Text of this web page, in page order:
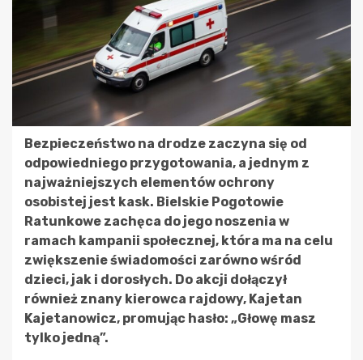
Bezpieczeństwo na drodze zaczyna się od
odpowiedniego przygotowania, a jednym z
najważniejszych elementów ochrony
osobistej jest kask. Bielskie Pogotowie
Ratunkowe zachęca do jego noszenia w
ramach kampanii społecznej, która ma na celu
zwiększenie świadomości zarówno wśród
dzieci, jak i dorosłych. Do akcji dołączył
również znany kierowca rajdowy, Kajetan
Kajetanowicz, promując hasło: „Głowę masz
tylko jedną”.